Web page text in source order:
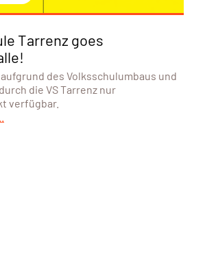
Tarrenz goes
des Volksschulumbaus und
die VS Tarrenz nur
verfügbar.